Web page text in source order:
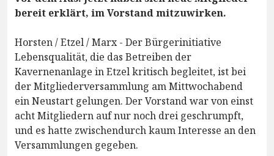
bereit erklärt, im Vorstand mitzuwirken.
Horsten / Etzel / Marx - Der Bürgerinitiative
Lebensqualität, die das Betreiben der
Kavernenanlage in Etzel kritisch begleitet, ist bei
der Mitgliederversammlung am Mittwochabend
ein Neustart gelungen. Der Vorstand war von einst
acht Mitgliedern auf nur noch drei geschrumpft,
und es hatte zwischendurch kaum Interesse an den
Versammlungen gegeben.